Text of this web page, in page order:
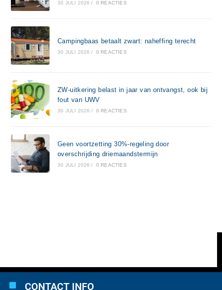
30 JULI 2026 / 0 REACTIES
Campingbaas betaalt zwart: naheffing terecht
30 JULI 2026 / 0 REACTIES
ZW-uitkering belast in jaar van ontvangst, ook bij
fout van UWV
30 JULI 2026 / 0 REACTIES
Geen voortzetting 30%-regeling door
overschrijding driemaandstermijn
30 JULI 2026 / 0 REACTIES
CONTACT INFO